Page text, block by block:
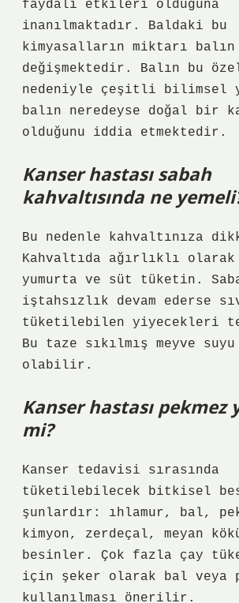
faydalı etkileri olduğuna
inanılmaktadır. Baldaki bu
kimyasalların miktarı
değişmektedir. Balın bu
nedeniyle çeşitli bilimsel
balın neredeyse doğal bir
olduğunu iddia etmektedir.
Kanser hastası sabah
kahvaltısında ne
Bu nedenle kahvaltınıza
Kahvaltıda ağırlıklı
yumurta ve süt tüketin.
iştahsızlık devam ederse
tüketilebilen yiyecekleri
Bu taze sıkılmış meyve
olabilir.
Kanser hastası pekmez
mi?
Kanser tedavisi sırasında
tüketilebilecek bitkisel
şunlardır: ıhlamur, bal,
kimyon, zerdeçal, meyan
besinler. Çok fazla çay
için şeker olarak bal veya
kullanılması önerilir.